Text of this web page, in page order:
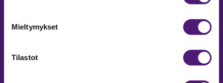
Mieltymykset
Tilastot